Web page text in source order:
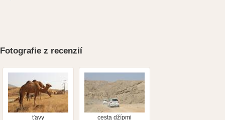
Fotografie z recenzií
ťavy cesta džípmi